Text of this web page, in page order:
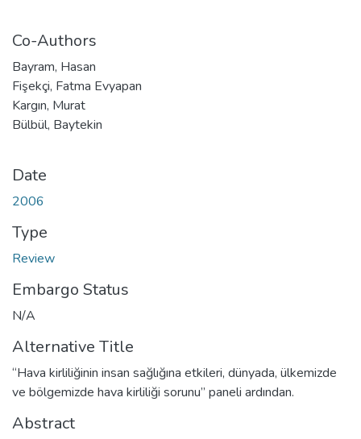
Co-Authors
Bayram, Hasan
Fişekçi, Fatma Evyapan
Kargın, Murat
Bülbül, Baytekin
Date
2006
Type
Review
Embargo Status
N/A
Alternative Title
“Hava kirliliğinin insan sağlığına etkileri, dünyada, ülkemizde
ve bölgemizde hava kirliliği sorunu” paneli ardından.
Abstract